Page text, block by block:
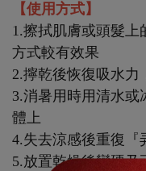
【使用方式】
1.擦拭肌膚或頭髮上
方式較有效果
2.擰乾後恢復吸水力
3.消暑用時用清水或
體上
4.失去涼感後重復『
5.放置乾燥後變硬乃